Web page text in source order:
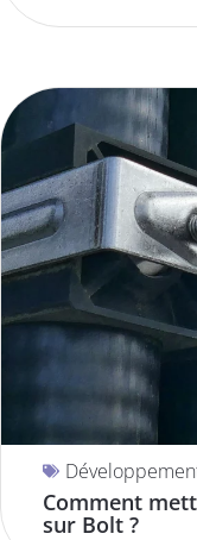
Comment
sur Bolt ?